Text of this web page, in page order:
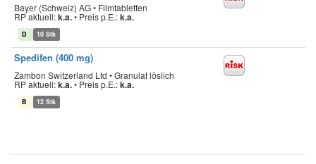
Bayer (Schweiz) AG • Filmtabletten
RP aktuell:k.a.• Preis p.E.:k.a.
D 10 Stk
Spedifen (400 mg)
Zambon Switzerland Ltd • Granulat löslich
RP aktuell:k.a.• Preis p.E.:k.a.
B 12 Stk